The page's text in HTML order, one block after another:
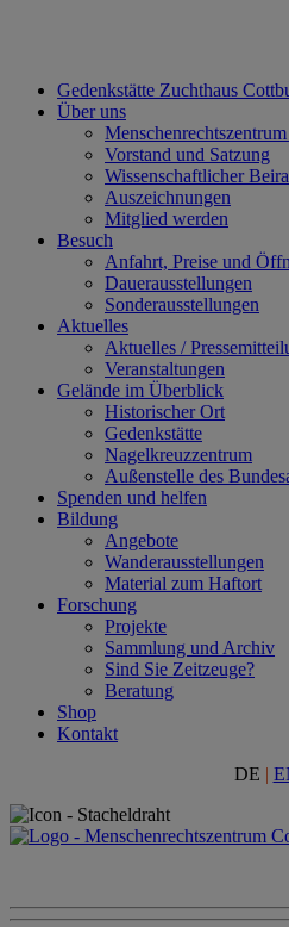
Gedenkstätte Zuchthaus
Über uns
Vorstand und Satzung
Wissenschaftlicher
Auszeichnungen
Mitglied werden
Besuch
Anfahrt, Preise und
Dauerausstellungen
Sonderausstellungen
Aktuelles
Aktuelles /
Veranstaltungen
Gelände im Überblick
Historischer Ort
Gedenkstätte
Nagelkreuzzentrum
Außenstelle des
Spenden und helfen
Bildung
Angebote
Wanderausstellungen
Material zum Haftort
Forschung
Projekte
Sammlung und Archiv
Sind Sie Zeitzeuge?
Beratung
Shop
Kontakt
DE |